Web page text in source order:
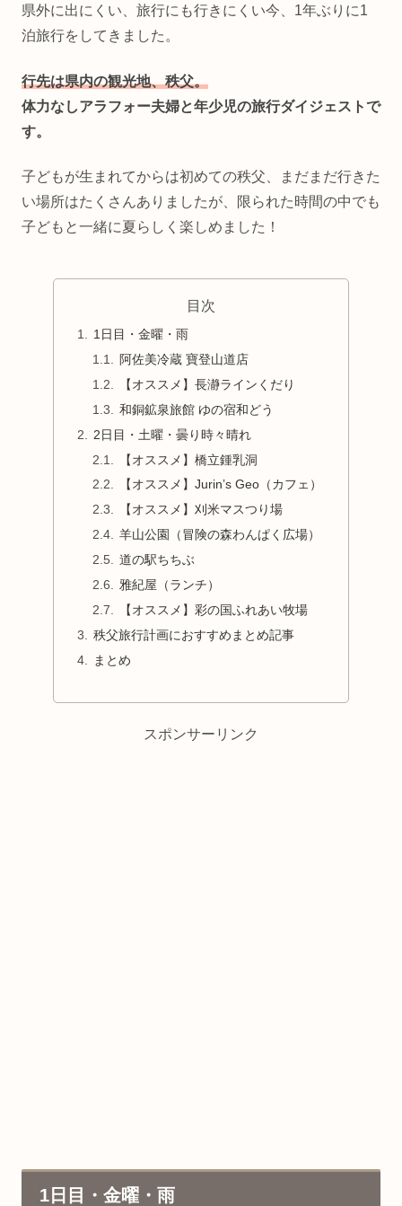
県外に出にくい、旅行にも行きにくい今、1年ぶりに1
泊旅行をしてきました。
行先は県内の観光地、秩父。
体力なしアラフォー夫婦と年少児の旅行ダイジェストで
す。
子どもが生まれてからは初めての秩父、まだまだ行きた
い場所はたくさんありましたが、限られた時間の中でも
子どもと一緒に夏らしく楽しめました！
目次
1日目・金曜・雨
阿佐美冷蔵 寶登山道店
【オススメ】長瀞ラインくだり
和銅鉱泉旅館 ゆの宿和どう
2日目・土曜・曇り時々晴れ
【オススメ】橋立鍾乳洞
【オススメ】Jurin’s Geo（カフェ）
【オススメ】刈米マスつり場
羊山公園（冒険の森わんぱく広場）
道の駅ちちぶ
雅紀屋（ランチ）
【オススメ】彩の国ふれあい牧場
秩父旅行計画におすすめまとめ記事
まとめ
スポンサーリンク
1日目・金曜・雨